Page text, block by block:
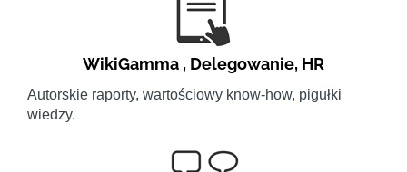
WikiGamma , Delegowanie, HR
Autorskie raporty, wartościowy know-how, pigułki
wiedzy.